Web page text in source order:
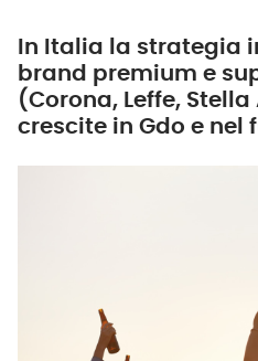
In Italia la strategia
brand premium e
(Corona, Leffe,
crescite in Gdo e nel